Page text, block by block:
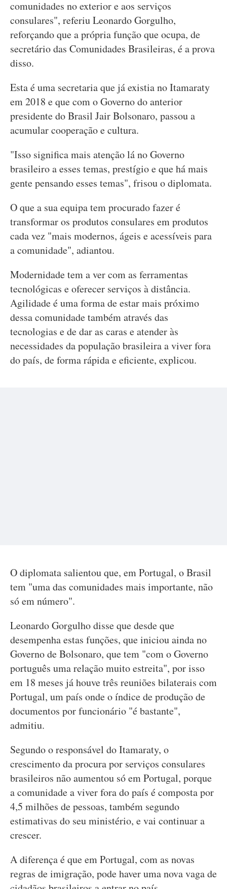
comunidades no exterior e aos serviços
consulares", referiu Leonardo Gorgulho,
reforçando que a própria função que ocupa, de
secretário das Comunidades Brasileiras, é a prova
disso.
Esta é uma secretaria que já existia no Itamaraty
em 2018 e que com o Governo do anterior
presidente do Brasil Jair Bolsonaro, passou a
acumular cooperação e cultura.
"Isso significa mais atenção lá no Governo
brasileiro a esses temas, prestígio e que há mais
gente pensando esses temas", frisou o diplomata.
O que a sua equipa tem procurado fazer é
transformar os produtos consulares em produtos
cada vez "mais modernos, ágeis e acessíveis para
a comunidade", adiantou.
Modernidade tem a ver com as ferramentas
tecnológicas e oferecer serviços à distância.
Agilidade é uma forma de estar mais próximo
dessa comunidade também através das
tecnologias e de dar as caras e atender às
necessidades da população brasileira a viver fora
do país, de forma rápida e eficiente, explicou.
O diplomata salientou que, em Portugal, o Brasil
tem "uma das comunidades mais importante, não
só em número".
Leonardo Gorgulho disse que desde que
desempenha estas funções, que iniciou ainda no
Governo de Bolsonaro, que tem "com o Governo
português uma relação muito estreita", por isso
em 18 meses já houve três reuniões bilaterais com
Portugal, um país onde o índice de produção de
documentos por funcionário "é bastante",
admitiu.
Segundo o responsável do Itamaraty, o
crescimento da procura por serviços consulares
brasileiros não aumentou só em Portugal, porque
a comunidade a viver fora do país é composta por
4,5 milhões de pessoas, também segundo
estimativas do seu ministério, e vai continuar a
crescer.
A diferença é que em Portugal, com as novas
regras de imigração, pode haver uma nova vaga de